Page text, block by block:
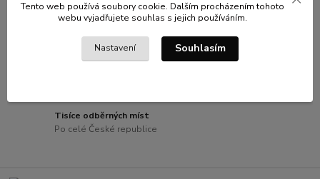
Garance snadného vrácení
Možnost vrácení zboží do 14 dnů
Tisíce odběrných míst
Po celé České republice
Tento web používá soubory cookie. Dalším procházením tohoto
webu vyjadřujete souhlas s jejich používáním.
Nastavení Souhlasím